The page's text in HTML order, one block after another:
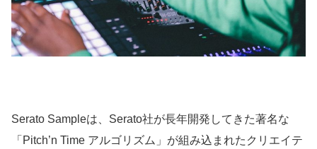
Serato Sampleは、Serato社が長年開発してきた著名な
「Pitch’n Time アルゴリズム」が組み込まれたクリエイテ